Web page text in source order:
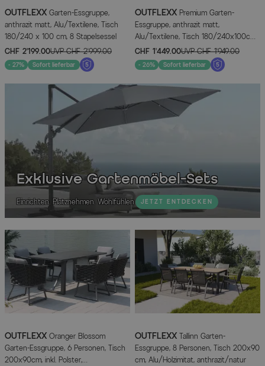
OUTFLEXX Garten-Essgruppe,
anthrazit matt, Alu/Textilene, Tisch
180/240 x 100 cm, 8 Stapelsessel
CHF 2’199.00UVPCHF 2’999.00
- 27% Sofort lieferbar
OUTFLEXX Premium Garten-
Essgruppe, anthrazit matt,
Alu/Textilene, Tisch 180/240x100cm,
6 Klappstühle
CHF 1’449.00UVPCHF 1’949.00
- 26% Sofort lieferbar
Exklusive Gartenmöbel-Sets
Einrichten. Platznehmen. Wohlfühlen. JETZT ENTDECKEN
OUTFLEXX Oranger Blossom
Garten-Essgruppe, 6 Personen, Tisch
200x90cm, inkl. Polster,
OUTFLEXX Tallinn Garten-
Essgruppe, 8 Personen, Tisch 200x90
cm, Alu/Holzimitat, anthrazit/natur